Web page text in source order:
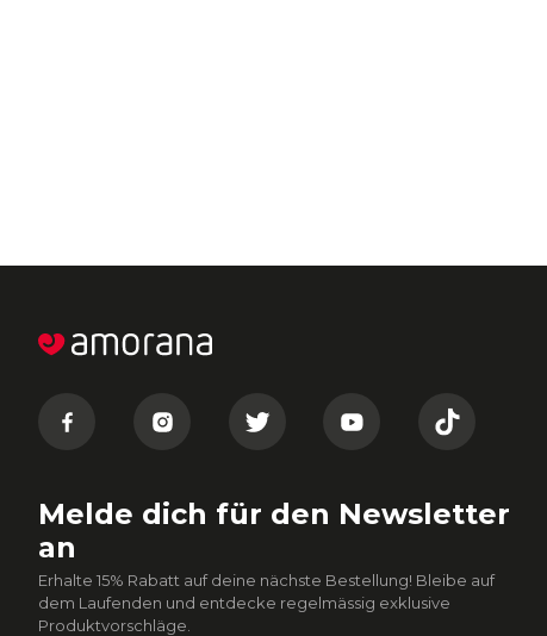
Melde dich für den Newsletter
an
Erhalte 15% Rabatt auf deine nächste Bestellung! Bleibe auf
dem Laufenden und entdecke regelmässig exklusive
Produktvorschläge.